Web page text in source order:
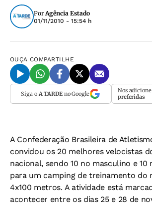
PorAgência Estado
01/11/2010 - 15:54 h
OUÇA COMPARTILHE
Siga o A TARDEno Google Nos adicione
preferidas
A Confederação Brasileira de
convidou os 20 melhores velocistas
nacional, sendo 10 no masculino e 10
para um camping de treinamento do
4x100 metros. A atividade está
acontecer entre os dias 25 e 28 de